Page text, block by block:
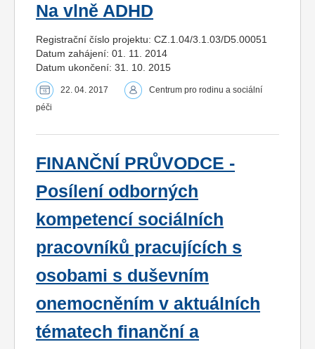
Na vlně ADHD
Registrační číslo projektu: CZ.1.04/3.1.03/D5.00051
Datum zahájení: 01. 11. 2014
Datum ukončení: 31. 10. 2015
22. 04. 2017
Centrum pro rodinu a sociální
péči
FINANČNÍ PRŮVODCE -
Posílení odborných
kompetencí sociálních
pracovníků pracujících s
osobami s duševním
onemocněním v aktuálních
tématech finanční a